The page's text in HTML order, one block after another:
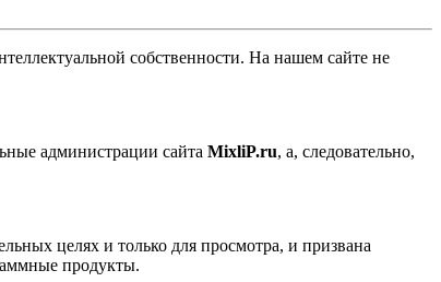
собственности. На нашем сайте не
администрации сайта MixliP.ru, а, следовательно,
целях и только для просмотра, и призвана
продукты.